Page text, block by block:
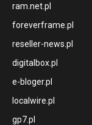
ram.net.pl
foreverframe.pl
reseller-news.pl
digitalbox.pl
e-bloger.pl
localwire.pl
gp7.pl